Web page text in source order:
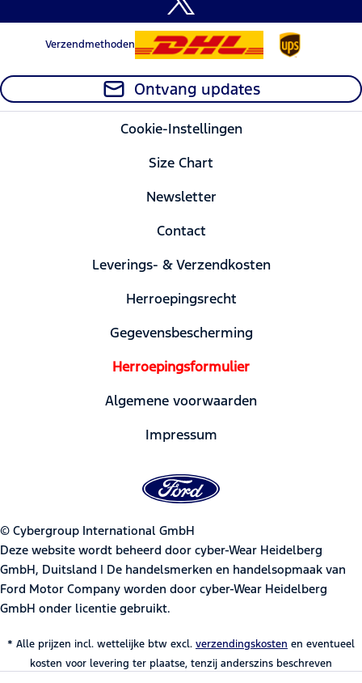
Verzendmethoden
Ontvang updates
Cookie-Instellingen
Size Chart
Newsletter
Contact
Leverings- & Verzendkosten
Herroepingsrecht
Gegevensbescherming
Herroepingsformulier
Algemene voorwaarden
Impressum
© Cybergroup International GmbH
Deze website wordt beheerd door cyber-Wear Heidelberg
GmbH, Duitsland | De handelsmerken en handelsopmaak van
Ford Motor Company worden door cyber-Wear Heidelberg
GmbH onder licentie gebruikt.
* Alle prijzen incl. wettelijke btw excl. verzendingskosten en eventueel
kosten voor levering ter plaatse, tenzij anderszins beschreven